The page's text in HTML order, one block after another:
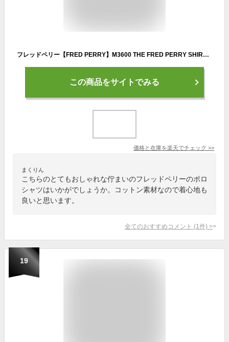
フレッドペリー【FRED PERRY】M3600 THE FRED PERRY SHIRT ポロシャツ 半袖 TEE POLOSHIRT ロゴ メンズ シンプル カジュアル コットン スポーティー【ネコポス発送】
この商品をサイトでみる
価格と在庫を楽天でチェック >>
まくりん
こちらのとてもおしゃれな佇まいのフレッドペリーのポロ
シャツはいかがでしょうか。コットン素材なので着心地も
良いと思います。
全てのおすすめコメント (1 件) >
19